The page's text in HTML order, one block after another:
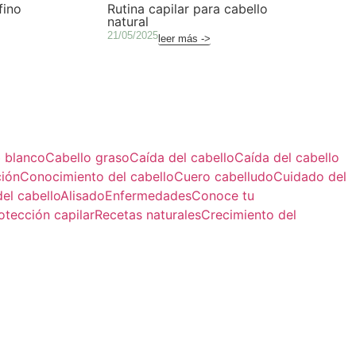
Rutina capilar para cabello
natural
21/05/2025leer más ->
blancoCabello grasoCaída del cabelloCaída del cabello
Conocimiento del cabelloCuero cabelludoCuidado del
cabelloAlisadoEnfermedadesConoce tu
capilarRecetas naturalesCrecimiento del